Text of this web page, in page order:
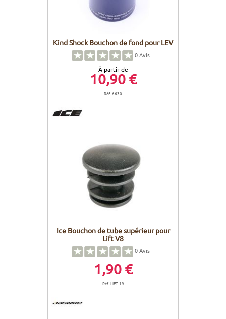
Kind Shock Bouchon de fond pour LEV
0Avis
À partir de
10,90 €
Réf. 6630
Ice Bouchon de tube supérieur pour
Lift V8
0Avis
1,90 €
Réf. LIFT-19